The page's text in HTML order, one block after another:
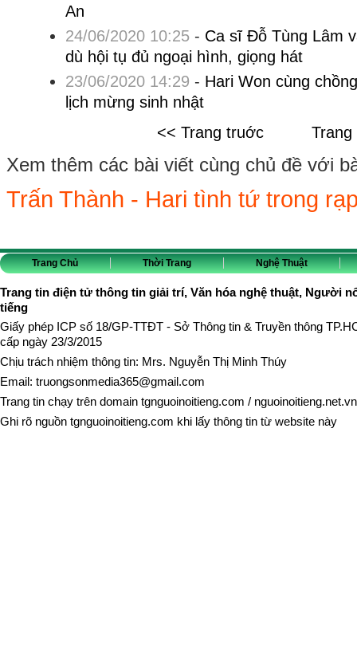
An
24/06/2020 10:25 - Ca sĩ Đỗ Tùng Lâm
dù hội tụ đủ ngoại hình, giọng hát
23/06/2020 14:29 - Hari Won cùng
lịch mừng sinh nhật
<< Trang truớc
Xem thêm các bài viết cùng chủ đề với
Trấn Thành - Hari tình tứ trong
Trang Chủ Thời Trang Nghệ Thuật
Trang tin điện tử thông tin giải trí, Văn hóa nghệ thuật, Người
tiếng
Giấy phép ICP số 18/GP-TTĐT - Sở Thông tin & Truyền thông
cấp ngày 23/3/2015
Chịu trách nhiệm thông tin: Mrs. Nguyễn Thị Minh Thúy
Email: truongsonmedia365@gmail.com
Trang tin chạy trên domain tgnguoinoitieng.com / nguoinoitieng.net.vn
Ghi rõ nguồn tgnguoinoitieng.com khi lấy thông tin từ website này